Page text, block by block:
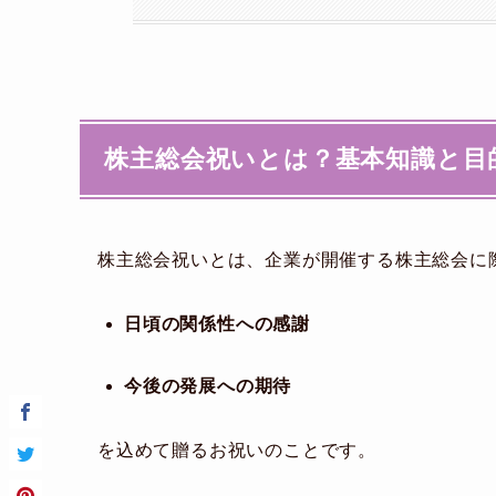
株主総会祝いとは？基本知識と目
株主総会祝いとは、企業が開催する株主総会に
日頃の関係性への感謝
今後の発展への期待
を込めて贈るお祝いのことです。